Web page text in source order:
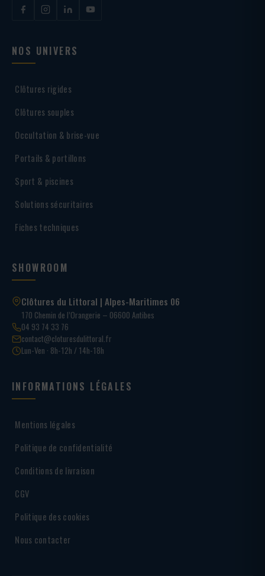
NOS UNIVERS
Clôtures rigides
Clôtures souples
Occultation & brise-vue
Portails & portillons
Sport & piscines
Solutions sécuritaires
Fiches techniques
SHOWROOM
Clôtures du Littoral | Alpes-Maritimes 06
170 Chemin de l’Orangerie – 06600 Antibes
04 93 74 33 76
contact@cloturesdulittoral.fr
Lun-Ven · 8h-12h / 14h-18h
INFORMATIONS LÉGALES
Mentions légales
Politique de confidentialité
Conditions de livraison
CGV
Politique des cookies
Nous contacter